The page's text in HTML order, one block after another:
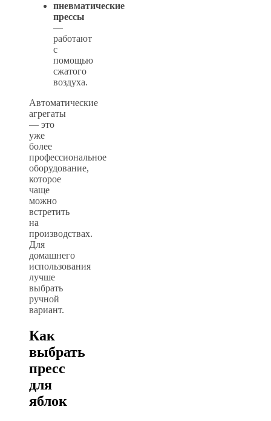
пневматические
прессы
—
работают
с
помощью
сжатого
воздуха.
Автоматические
агрегаты
— это
уже
более
профессиональное
оборудование,
которое
чаще
можно
встретить
на
производствах.
Для
домашнего
использования
лучше
выбрать
ручной
вариант.
Как
выбрать
пресс
для
яблок